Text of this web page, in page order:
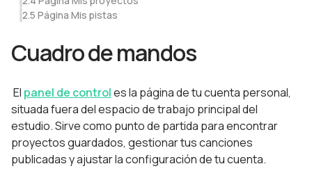
2.5 Página Mis pistas
Cuadro de mandos
El panel de controles la página de tu cuenta personal,
situada fuera del espacio de trabajo principal del
estudio. Sirve como punto de partida para encontrar
proyectos guardados, gestionar tus canciones
publicadas y ajustar la configuración de tu cuenta.